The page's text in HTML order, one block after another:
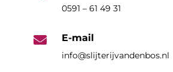
0591 – 61 49 31
 E-mail
info@slijterijvandenbos.nl